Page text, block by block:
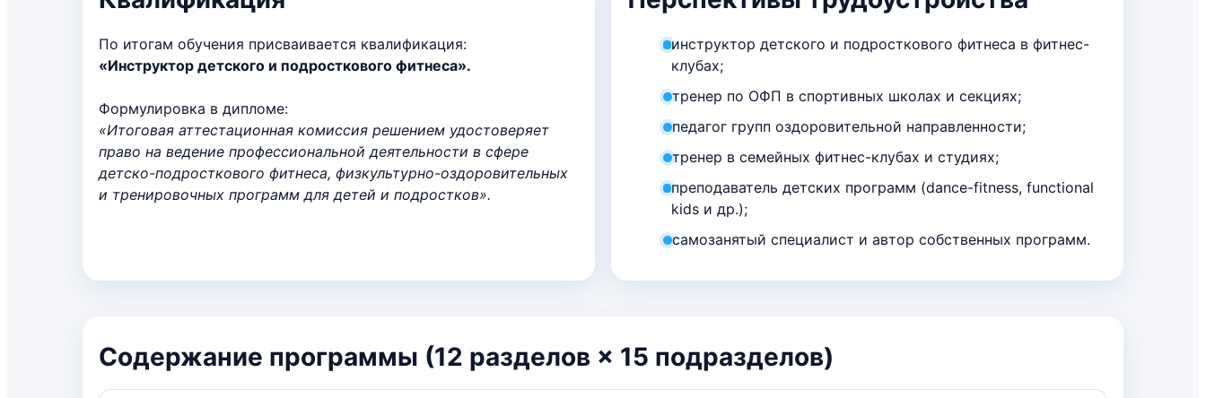
По итогам обучения присваивается квалификация:
«Инструктор детского и подросткового фитнеса».
Формулировка в дипломе:
«Итоговая аттестационная комиссия решением удостоверяет
право на ведение профессиональной деятельности в сфере
детско-подросткового фитнеса, физкультурно-оздоровительных
и тренировочных программ для детей и подростков».
инструктор детского и подросткового фитнеса в фитнес-
клубах;
тренер по ОФП в спортивных школах и секциях;
педагог групп оздоровительной направленности;
тренер в семейных фитнес-клубах и студиях;
преподаватель детских программ (dance-fitness, functional
kids и др.);
самозанятый специалист и автор собственных программ.
Содержание программы (12 разделов × 15 подразделов)